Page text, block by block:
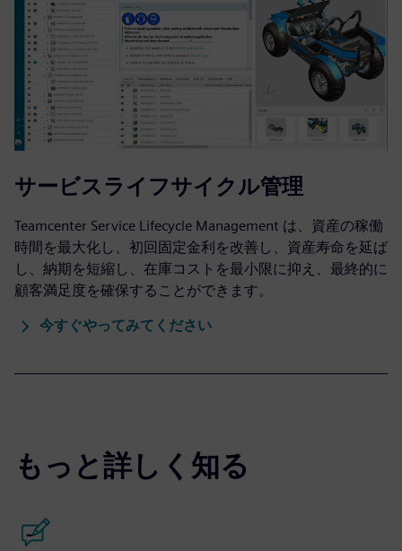
サービスライフサイクル管理
Teamcenter Service Lifecycle Management は、資産の稼働
時間を最大化し、初回固定金利を改善し、資産寿命を延ば
し、納期を短縮し、在庫コストを最小限に抑え、最終的に
顧客満足度を確保することができます。
今すぐやってみてください
もっと詳しく知る